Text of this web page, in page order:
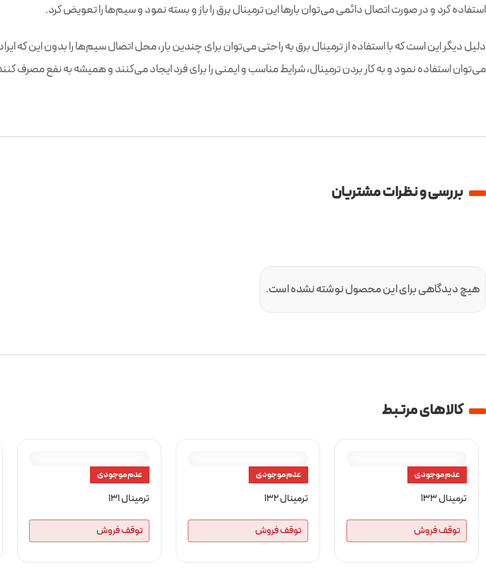
استفاده کرد و در صورت اتصال دائمی می‌توان بار‌ها این ترمینال برق را باز و بسته نمود و سیم‌ها را تعویض کرد.
دلیل دیگر این است که با استفاده از ترمینال برق به راحتی می‌توان برای چندین بار، محل اتصال سیم‌ها را بدون این که
می‌توان استفاده نمود و به کار بردن ترمینال‌، شرایط مناسب و ایمنی را برای فرد ایجاد می‌کنند و همیشه به نفع مصرف
بررسی و نظرات مشتریان
هیچ دیدگاهی برای این محصول نوشته نشده است.
کالا‌های مرتبط
عدم موجودی
ترمینال 133
توقف فروش
عدم موجودی
ترمینال 132
توقف فروش
عدم موجودی
ترمینال 131
توقف فروش